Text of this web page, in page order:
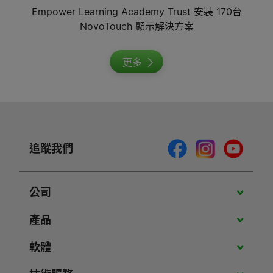
Empower Learning Academy Trust 安裝 170台
NovoTouch 顯示解決方案
更多
追蹤我們
公司
關於Vivitek
產品
攜帶型投影機
軟體
PJ-Control 軟體